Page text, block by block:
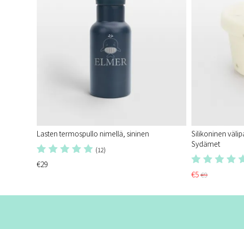
Lasten termospullo nimellä, sininen
(12)
€29
Silikoninen
Sydämet
€5 €9